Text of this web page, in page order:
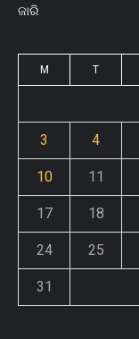
ଜାରି
M T
3 4
10 11
17 18
24 25
31